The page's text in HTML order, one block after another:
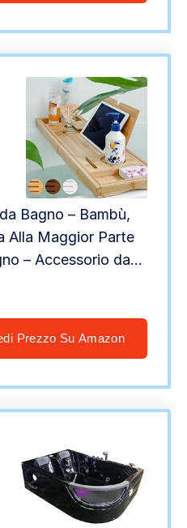
Bagno – Bambù,
Alla Maggior Parte
– Accessorio da
Libro,
Candela
Prezzo Su Amazon